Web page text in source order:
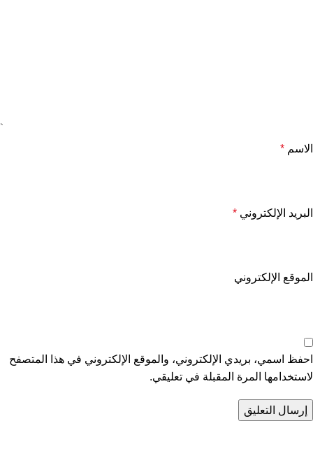
الاسم *
البريد الإلكتروني *
الموقع الإلكتروني
احفظ اسمي، بريدي الإلكتروني، والموقع الإلكتروني في هذا المتصفح
لاستخدامها المرة المقبلة في تعليقي.